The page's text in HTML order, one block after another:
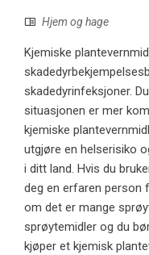
Hjem og hage
Kjemiske
skadedyrinfeksjoner.
situasjonen er mer
kjemiske
utgjøre en helserisiko
i ditt land. Hvis du
deg en erfaren person
om det er mange
sprøytemidler og du
kjøper et kjemisk